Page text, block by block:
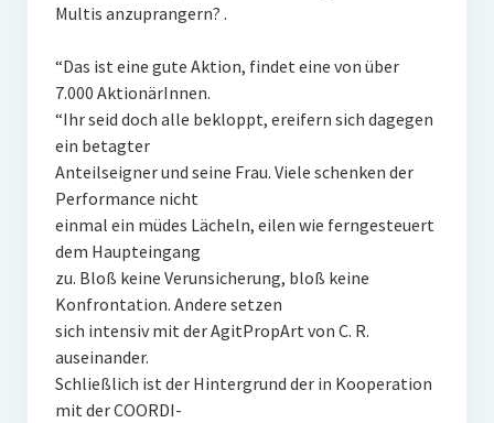
Multis anzuprangern? .
“Das ist eine gute Aktion, findet eine von über
7.000 AktionärInnen.
“Ihr seid doch alle bekloppt, ereifern sich dagegen
ein betagter
Anteilseigner und seine Frau. Viele schenken der
Performance nicht
einmal ein müdes Lächeln, eilen wie ferngesteuert
dem Haupteingang
zu. Bloß keine Verunsicherung, bloß keine
Konfrontation. Andere setzen
sich intensiv mit der AgitPropArt von C. R.
auseinander.
Schließlich ist der Hintergrund der in Kooperation
mit der COORDI-